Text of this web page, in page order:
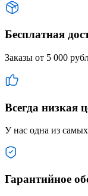
Бесплатная
Заказы от 5 000
Всегда низкая
У нас одна из
Гарантийное